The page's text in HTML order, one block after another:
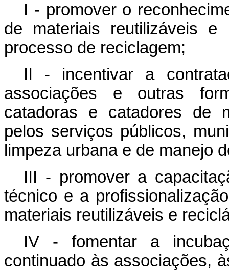
I - promover o
de materiais reutilizáveis e
processo de reciclagem;
II - incentivar a
associações e outras
catadoras e catadores de
pelos serviços públicos,
limpeza urbana e de manejo
III - promover a
técnico e a
materiais reutilizáveis e
IV - fomentar a
continuado às associações,